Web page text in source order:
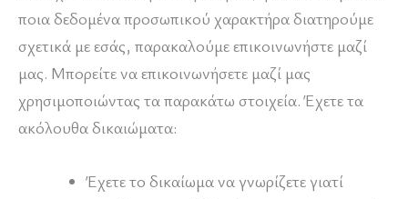
ποια δεδομένα προσωπικού χαρακτήρα διατηρούμε
σχετικά με εσάς, παρακαλούμε επικοινωνήστε μαζί
μας. Μπορείτε να επικοινωνήσετε μαζί μας
χρησιμοποιώντας τα παρακάτω στοιχεία. Έχετε τα
ακόλουθα δικαιώματα:
Έχετε το δικαίωμα να γνωρίζετε γιατί